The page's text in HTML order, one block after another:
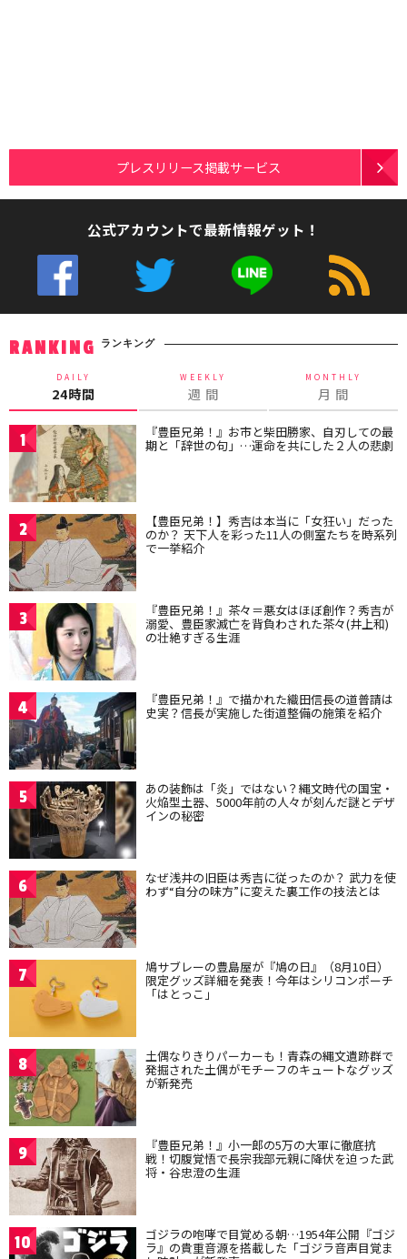
プレスリリース掲載サービス
公式アカウントで最新情報ゲット！
RANKING ランキング
DAILY
24時間
WEEKLY
週 間
MONTHLY
月 間
1 『豊臣兄弟！』お市と柴田勝家、自刃しての最
期と「辞世の句」…運命を共にした２人の悲劇
2 【豊臣兄弟！】秀吉は本当に「女狂い」だった
のか？ 天下人を彩った11人の側室たちを時系列
で一挙紹介
3 『豊臣兄弟！』茶々＝悪女はほぼ創作？秀吉が
溺愛、豊臣家滅亡を背負わされた茶々(井上和)
の壮絶すぎる生涯
4 『豊臣兄弟！』で描かれた織田信長の道普請は
史実？信長が実施した街道整備の施策を紹介
5 あの装飾は「炎」ではない？縄文時代の国宝・
火焔型土器、5000年前の人々が刻んだ謎とデザ
インの秘密
6 なぜ浅井の旧臣は秀吉に従ったのか？ 武力を使
わず“自分の味方”に変えた裏工作の技法とは
7 鳩サブレーの豊島屋が『鳩の日』（8月10日）
限定グッズ詳細を発表！今年はシリコンポーチ
「はとっこ」
8 土偶なりきりパーカーも！青森の縄文遺跡群で
発掘された土偶がモチーフのキュートなグッズ
が新発売
9 『豊臣兄弟！』小一郎の5万の大軍に徹底抗
戦！切腹覚悟で長宗我部元親に降伏を迫った武
将・谷忠澄の生涯
10 ゴジラの咆哮で目覚める朝…1954年公開『ゴジ
ラ』の貴重音源を搭載した「ゴジラ音声目覚ま